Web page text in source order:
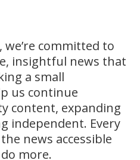
, we’re committed to
insightful news that
a small
us continue
content, expanding
independent. Every
news accessible
more.